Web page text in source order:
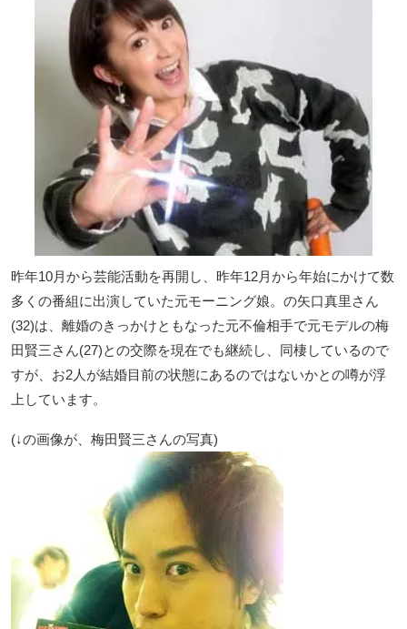
昨年10月から芸能活動を再開し、昨年12月から年始にかけて数
多くの番組に出演していた元モーニング娘。の矢口真里さん
(32)は、離婚のきっかけともなった元不倫相手で元モデルの梅
田賢三さん(27)との交際を現在でも継続し、同棲しているので
すが、お2人が結婚目前の状態にあるのではないかとの噂が浮
上しています。
(↓の画像が、梅田賢三さんの写真)